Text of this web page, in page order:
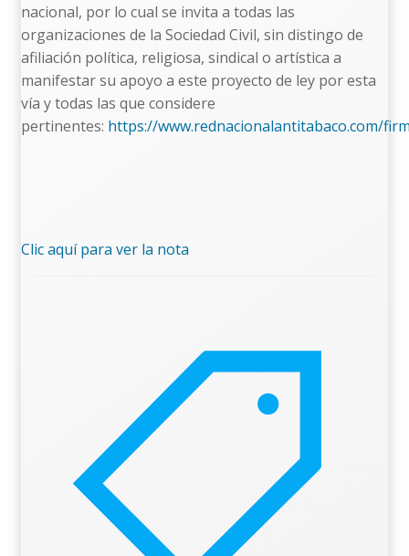
nacional, por lo cual se invita a todas las
organizaciones de la Sociedad Civil, sin distingo de
afiliación política, religiosa, sindical o artística a
manifestar su apoyo a este proyecto de ley por esta
vía y todas las que considere
pertinentes: https://www.rednacionalantitabaco.com/
Clic aquí para ver la nota